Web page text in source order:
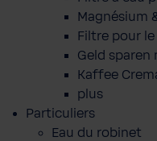
Magnésium
Filtre pour
Geld sparen
Kaffee
plus
Particuliers
Eau du robinet